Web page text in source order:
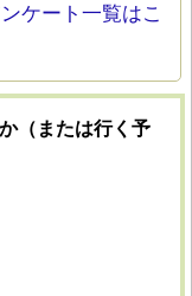
ケート一覧はこ
（または行く予